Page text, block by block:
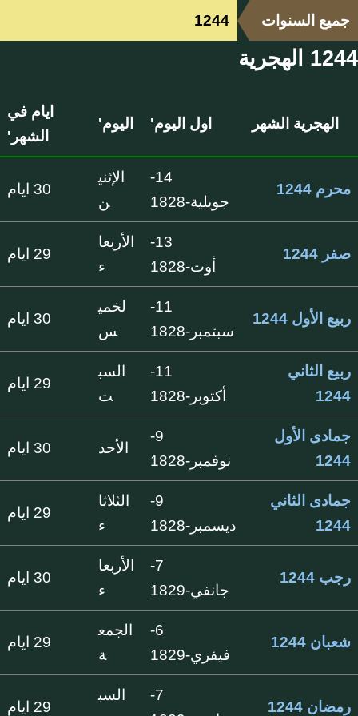
جميع السنوات 1244
1244 الهجرية
الهجرية الشهر اول اليوم' اليوم'
ايام في
الشهر'
محرم 1244
14-
جويلية-1828
الإثني
ن
30 ايام
صفر 1244
13-
أوت-1828
الأربعا
ء
29 ايام
ربيع الأول 1244
11-
سبتمبر-1828
لخمي
س
30 ايام
ربيع الثاني
1244
11-
أكتوبر-1828
السب
ت
29 ايام
جمادى الأول
1244
9-
نوفمبر-1828
الأحد 30 ايام
جمادى الثاني
1244
9-
ديسمبر-1828
الثلاثا
ء
29 ايام
رجب 1244
7-
جانفي-1829
الأربعا
ء
30 ايام
شعبان 1244
6-
فيفري-1829
الجمع
ة
29 ايام
رمضان 1244
7-
السب
29 ايام